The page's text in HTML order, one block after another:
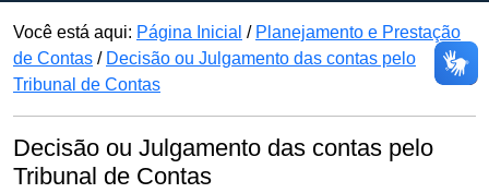
Você está aqui: Página Inicial / Planejamento e Prestação
de Contas / Decisão ou Julgamento das contas pelo
Tribunal de Contas
Decisão ou Julgamento das contas pelo
Tribunal de Contas